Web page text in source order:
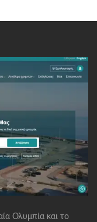
Ολυμπία και το